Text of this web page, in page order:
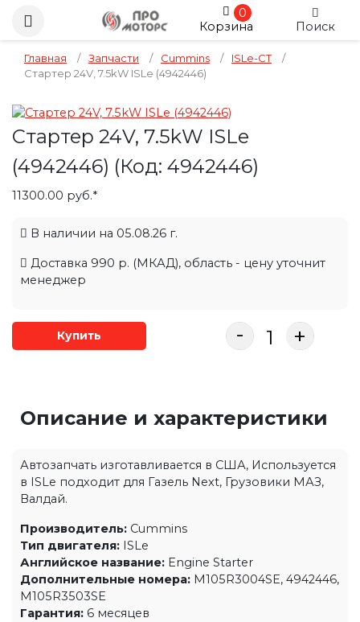
0
Корзина
Поиск
Главная / Запчасти / Cummins / ISLe-CT
/
Стартер 24V, 7.5kW ISLe (4942446)
Стартер 24V, 7.5kW ISLe
(4942446) (Код: 4942446)
11300.00 руб.*
В наличии на 05.08.26 г.
Доставка 990 р. (МКАД), область - цену уточнит
менеджер
Купить - +
Описание и характеристики
Автозапчать изготавливается в США, Используется
в ISLe подходит для Газель Next, Грузовики МАЗ,
Валдай.
Производитель: Cummins
Тип двигателя: ISLe
Английское название: Engine Starter
Дополнительные номера: M105R3004SE, 4942446,
M105R3503SE
Гарантия: 6 месяцев